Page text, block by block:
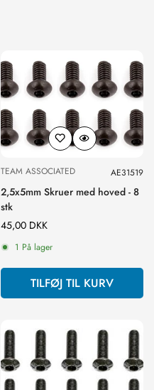
TEAM ASSOCIATED AE31519
2,5x5mm Skruer med hoved - 8
stk
Normal
45,00 DKK
1 På lager
TILFØJ TIL KURV